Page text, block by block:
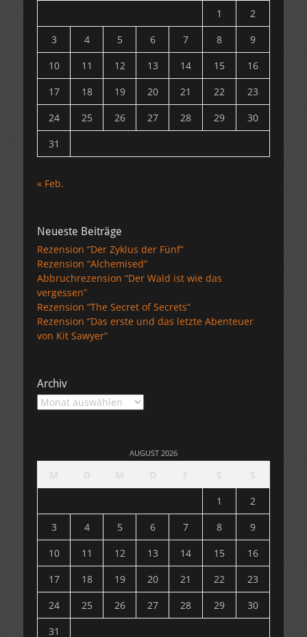
1
2
3
4 5 6 7 8
9
10
11 12 13 14 15
16
17
18 19 20 21 22
23
24
25 26 27 28 29
30
31
« Feb.
Neueste Beiträge
Rezension “Der Zyklus der Fünf”
Rezension “Alchemised”
Abbruchrezension “Der Wald ist wie das
vergessen”
Rezension “The Secret of Secrets”
Rezension “Das erste und das letzte Abenteuer
von Kit Sawyer”
Archiv
Archiv
AUGUST 2026
1
2
3
4 5 6 7 8
9
10
11 12 13 14 15
16
17
18 19 20 21 22
23
24
25 26 27 28 29
30
31